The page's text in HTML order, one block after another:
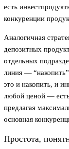
есть
конкуренции
Аналогичная
депозитных
отдельных
линия —
это и накопить, и
любой ценой — есть
предлагая
основная
Простота,